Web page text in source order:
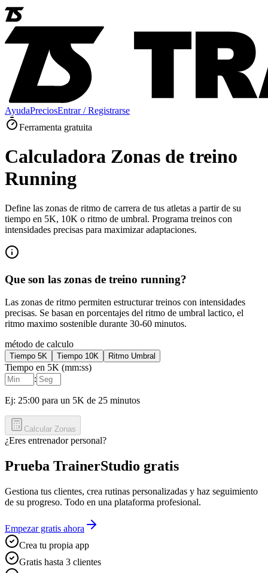
AyudaPreciosEntrar / Registrarse
Ferramenta gratuita
Calculadora Zonas de treino
Running
Define las zonas de ritmo de carrera de tus atletas a partir de su
tiempo en 5K, 10K o ritmo de umbral. Programa treinos con
intensidades precisas para maximizar adaptaciones.
Que son las zonas de treino running?
Las zonas de ritmo permiten estructurar treinos con intensidades
precisas. Se basan en porcentajes del ritmo de umbral lactico, el
ritmo maximo sostenible durante 30-60 minutos.
método de calculo
Tiempo 5K Tiempo 10K Ritmo Umbral
Tiempo en 5K (mm:ss)
:
Ej: 25:00 para un 5K de 25 minutos
Calcular Zonas
¿Eres entrenador personal?
Prueba TrainerStudio gratis
Gestiona tus clientes, crea rutinas personalizadas y haz seguimiento
de su progreso. Todo en una plataforma profesional.
Empezar gratis ahora
Crea tu propia app
Gratis hasta 3 clientes